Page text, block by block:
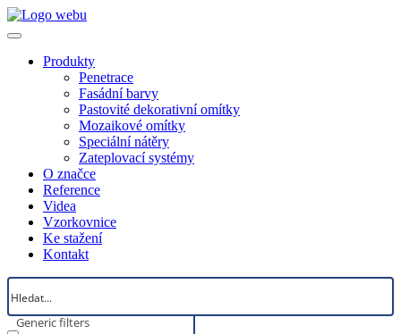
Produkty
Penetrace
Fasádní barvy
Pastovité dekorativní omítky
Mozaikové omítky
Speciální nátěry
Zateplovací systémy
O značce
Reference
Videa
Vzorkovnice
Ke stažení
Kontakt
Generic filters